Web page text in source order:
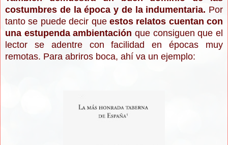
costumbres de la época y de la indumentaria. Por
tanto se puede decir que estos relatos cuentan con
una estupenda ambientación que consiguen que el
lector se adentre con facilidad en épocas muy
remotas. Para abriros boca, ahí va un ejemplo: